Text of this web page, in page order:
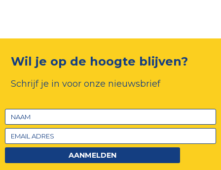
Wil je op de hoogte blijven?
Schrijf je in voor onze nieuwsbrief
AANMELDEN